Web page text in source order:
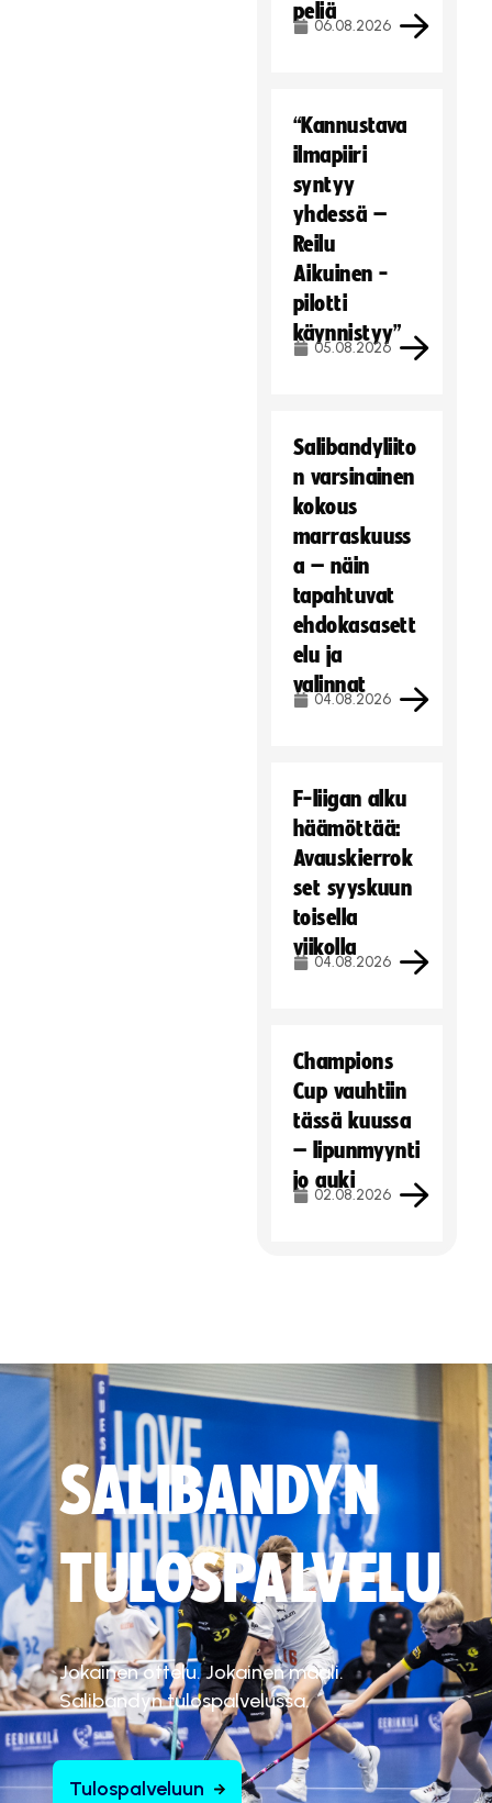
peliä
06.08.2026
“Kannustava
ilmapiiri
syntyy
yhdessä –
Reilu
Aikuinen -
pilotti
käynnistyy”
05.08.2026
Salibandyliito
n varsinainen
kokous
marraskuuss
a – näin
tapahtuvat
ehdokasasett
elu ja
valinnat
04.08.2026
F-liigan alku
häämöttää:
Avauskierrok
set syyskuun
toisella
viikolla
04.08.2026
Champions
Cup vauhtiin
tässä kuussa
– lipunmyynti
jo auki
02.08.2026
SALIBANDYN
TULOSPALVELU
Jokainen ottelu. Jokainen maali.
Salibandyn tulospalvelussa.
Tulospalveluun